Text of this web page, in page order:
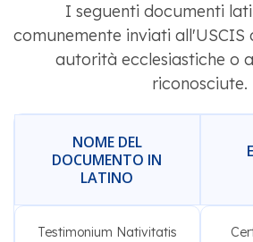
I seguenti documenti
comunemente inviati all'USCIS
autorità ecclesiastiche o
riconosciute.
NOME DEL
DOCUMENTO IN
LATINO
Testimonium Nativitatis